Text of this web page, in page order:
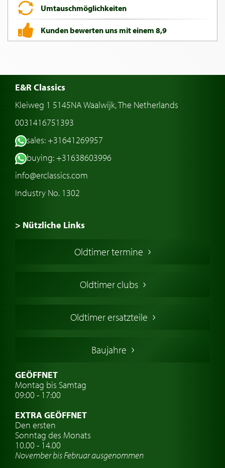
Umtauschmöglichkeiten
Kunden bewerten uns mit einem 8,9
E&R Classics
Kleiweg 1 5145NA Waalwijk, The Netherlands
0031416751393
sales: +31641269957
buying: +31638603996
info@erclassics.com
Industry No. 1302
> Nützliche Links
Oldtimers in Europa
Englische Oldtimer
Deutsche Oldtimer
Schwedische Oldtimer
Oldtimer mit h-kennzeichen
Auto Oldtimer Markt
Oldtimer-Versicherung
Oldtimer-Clubs
Oldtimer-Reisen
Oldtimer termine
Oldtimer clubs
Oldtimer ersatzteile
Baujahre
GEÖFFNET
Montag bis Samtag
09:00 - 17:00
EXTRA GEÖFFNET
Den ersten
Sonntag des Monats
10.00 - 14.00
November bis Februar ausgenommen